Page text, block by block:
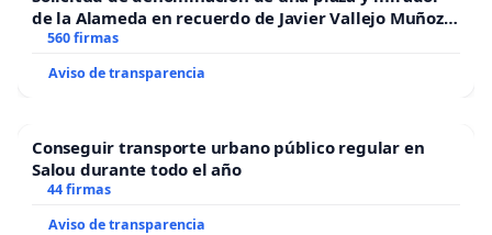
diagnóstico y de tratamiento de pacientes con
trastornos de memoria y otros trastornos
cognitivos.
Creación de programas de atención y apoyo a las
psicoeducativos, grupos de autoayuda,
intervenciones a domicilio.
Desarrollo de estructuras de acogida para los
pacientes (centros de día para pacientes que
de la Alameda en recuerdo de Javier Vallejo Muñoz
“Mazinger”
560 firmas
Aviso de transparencia
Conseguir transporte urbano público regular en
Salou durante todo el año
44 firmas
Aviso de transparencia